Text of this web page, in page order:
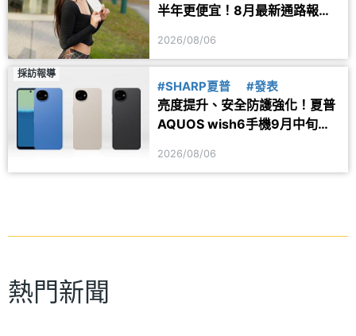
半年更便宜！8月最新通路報價
2026/08/06
採訪報導
#SHARP夏普 #發表
亮度提升、安全防護強化！夏普
AQUOS wish6手機9月中旬台
2026/08/06
熱門新聞